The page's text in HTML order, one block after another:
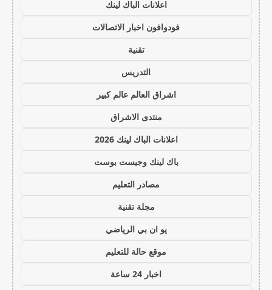
اعلانات الباك لينك
فودوافون اخبار الاتصالات
تقنية
التدريس
اشراق العالم عالم كبير
منتدى الاشراق
اعلانات الباك لينك 2026
باك لينك وجيست بوست
مصادر التعليم
مجلة تقنية
يو ان بي الرياضي
موقع حالة للتعليم
اخبار 24 ساعة